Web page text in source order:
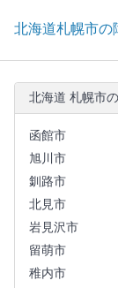
北海道札幌市の
北海道 札幌市
函館市
旭川市
釧路市
北見市
岩見沢市
留萌市
稚内市